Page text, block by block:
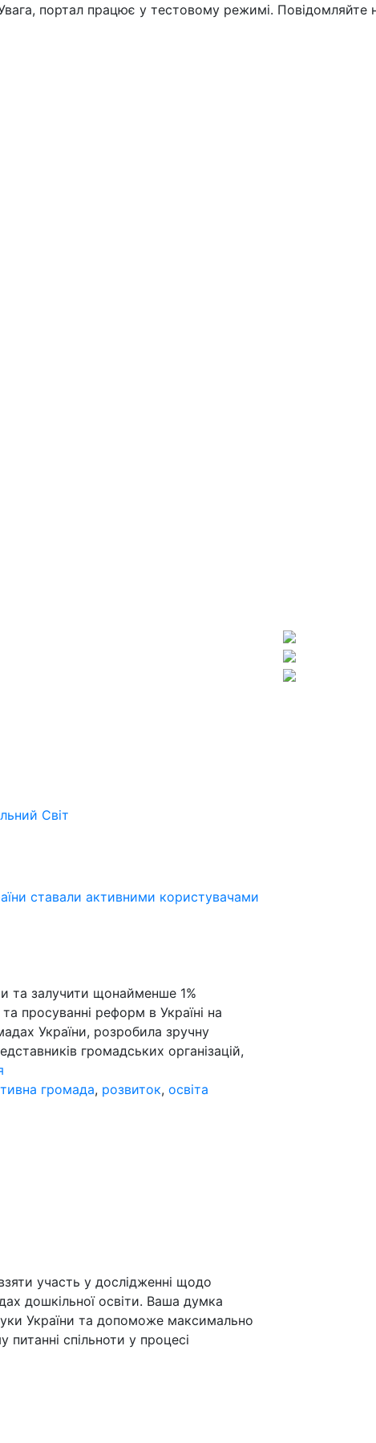
портал працює у тестовому режимі. Повідомляйте
Світ
ставали активними користувачами
та залучити щонайменше 1%
просуванні реформ в Україні на
України, розробила зручну
громадських організацій,
громада, розвиток, освіта
участь у дослідженні щодо
дошкільної освіти. Ваша думка
України та допоможе максимально
питанні спільноти у процесі